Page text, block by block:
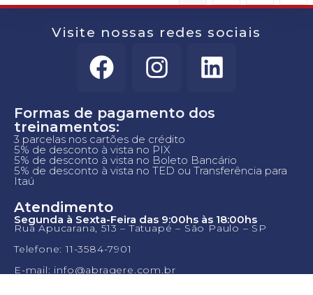
Visite nossas redes sociais
Formas de pagamento dos
treinamentos:
3 parcelas nos cartões de crédito
5% de desconto à vista no PIX
5% de desconto à vista no Boleto Bancário
5% de desconto à vista no TED ou Transferência para
Itaú
Atendimento
Segunda à Sexta-Feira das 9:00hs às 18:00hs
Rua Apucarana, 513 – Tatuapé – São Paulo – SP
Telefone: 11-3584-7901
E-mail: info@abragere.com.br